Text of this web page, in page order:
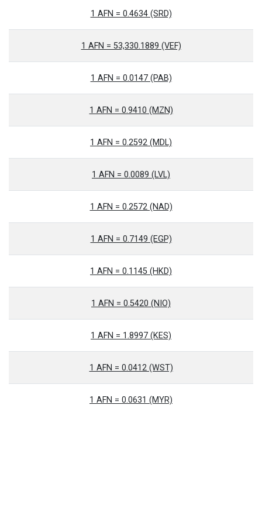
1 AFN = 0.4634 (SRD)
1 AFN = 53,330.1889 (VEF)
1 AFN = 0.0147 (PAB)
1 AFN = 0.9410 (MZN)
1 AFN = 0.2592 (MDL)
1 AFN = 0.0089 (LVL)
1 AFN = 0.2572 (NAD)
1 AFN = 0.7149 (EGP)
1 AFN = 0.1145 (HKD)
1 AFN = 0.5420 (NIO)
1 AFN = 1.8997 (KES)
1 AFN = 0.0412 (WST)
1 AFN = 0.0631 (MYR)